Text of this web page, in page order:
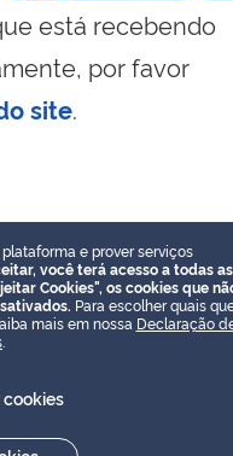
está recebendo
por favor
site.
e prover serviços
você terá acesso a todas as
Cookies", os cookies que
Para escolher quais
mais em nossa Declaração
cookies